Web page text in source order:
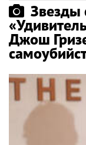
Звезды
Джош